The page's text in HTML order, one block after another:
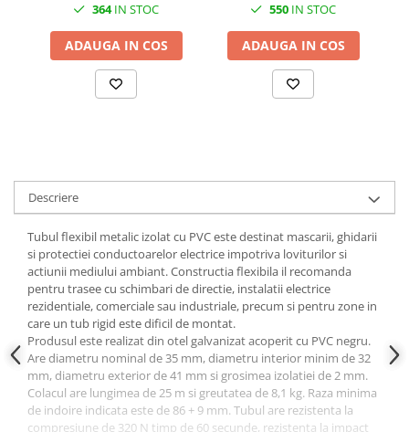
364IN STOC
ADAUGA IN COS
550 IN STOC
ADAUGA IN COS
Descriere
Tubul flexibil metalic izolat cu PVC este destinat mascarii, ghidarii
si protectiei conductoarelor electrice impotriva loviturilor si
actiunii mediului ambiant. Constructia flexibila il recomanda
pentru trasee cu schimbari de directie, instalatii electrice
rezidentiale, comerciale sau industriale, precum si pentru zone in
care un tub rigid este dificil de montat.
Produsul este realizat din otel galvanizat acoperit cu PVC negru.
Are diametru nominal de 35 mm, diametru interior minim de 32
mm, diametru exterior de 41 mm si grosimea izolatiei de 2 mm.
Colacul are lungimea de 25 m si greutatea de 8,1 kg. Raza minima
de indoire indicata este de 86 + 9 mm. Tubul are rezistenta la
compresiune de 320 N timp de 60 secunde, rezistenta la impact